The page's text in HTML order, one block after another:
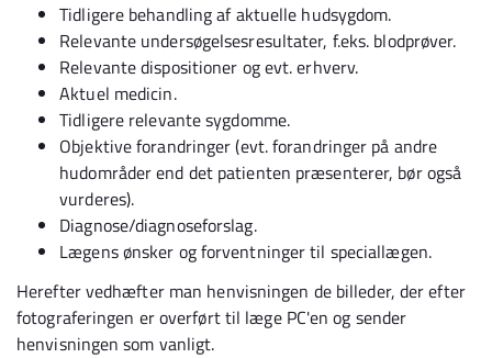
Tidligere behandling af aktuelle hudsygdom.
Relevante undersøgelsesresultater, f.eks. blodprøver.
Relevante dispositioner og evt. erhverv.
Aktuel medicin.
Tidligere relevante sygdomme.
Objektive forandringer (evt. forandringer på andre
hudområder end det patienten præsenterer, bør også
vurderes).
Diagnose/diagnoseforslag.
Lægens ønsker og forventninger til speciallægen.
Herefter vedhæfter man henvisningen de billeder, der efter
fotograferingen er overført til læge PC'en og sender
henvisningen som vanligt.